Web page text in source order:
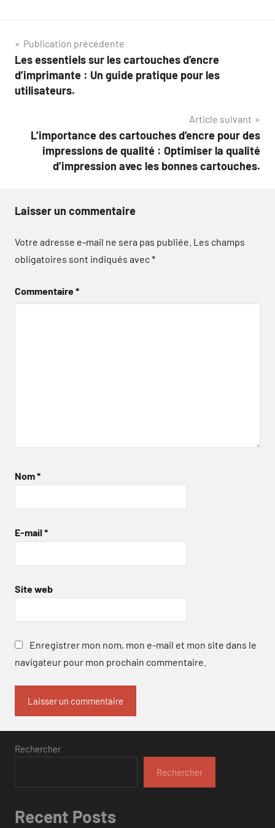
Navigation
de
l’article
Publication précédente
Les essentiels sur les cartouches d’encre
d’imprimante : Un guide pratique pour les
utilisateurs.
Article suivant
L’importance des cartouches d’encre pour des
impressions de qualité : Optimiser la qualité
d’impression avec les bonnes cartouches.
Laisser un commentaire
Votre adresse e-mail ne sera pas publiée. Les champs
obligatoires sont indiqués avec*
Commentaire*
Nom*
E-mail *
Site web
Enregistrer mon nom, mon e-mail et mon site dans le
navigateur pour mon prochain commentaire.
Rechercher
Rechercher
Recent Posts